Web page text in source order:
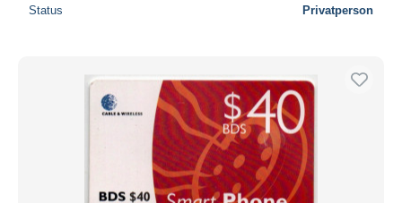
Status Privatperson